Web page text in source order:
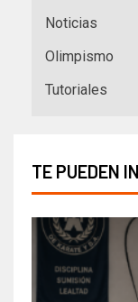
Noticias
Olimpismo
Tutoriales
TE PUEDEN